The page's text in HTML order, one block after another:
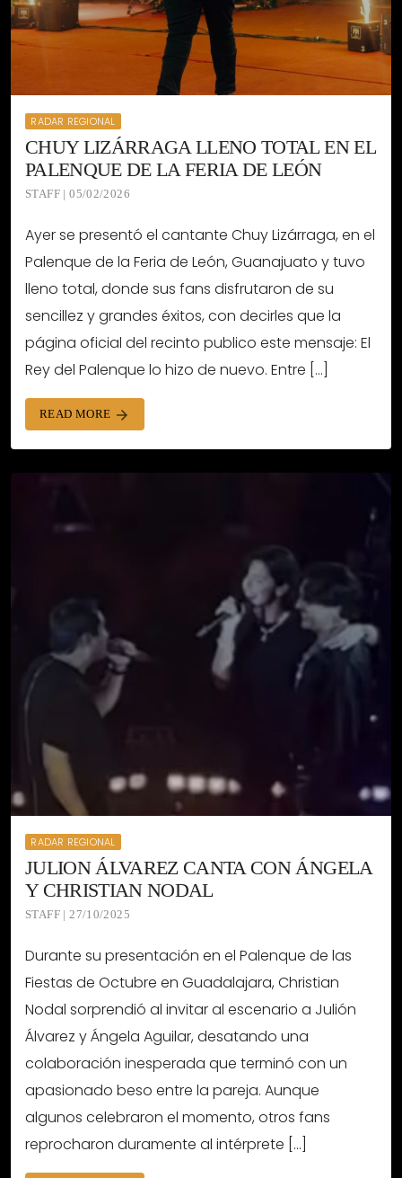
RADAR REGIONAL
CHUY LIZÁRRAGA LLENO TOTAL EN EL
PALENQUE DE LA FERIA DE LEÓN
STAFF | 05/02/2026
Ayer se presentó el cantante Chuy Lizárraga, en el
Palenque de la Feria de León, Guanajuato y tuvo
lleno total, donde sus fans disfrutaron de su
sencillez y grandes éxitos, con decirles que la
página oficial del recinto publico este mensaje: El
Rey del Palenque lo hizo de nuevo. Entre […]
READ MORE arrow_forward
RADAR REGIONAL
JULION ÁLVAREZ CANTA CON ÁNGELA
Y CHRISTIAN NODAL
STAFF | 27/10/2025
Durante su presentación en el Palenque de las
Fiestas de Octubre en Guadalajara, Christian
Nodal sorprendió al invitar al escenario a Julión
Álvarez y Ángela Aguilar, desatando una
colaboración inesperada que terminó con un
apasionado beso entre la pareja. Aunque
algunos celebraron el momento, otros fans
reprocharon duramente al intérprete […]